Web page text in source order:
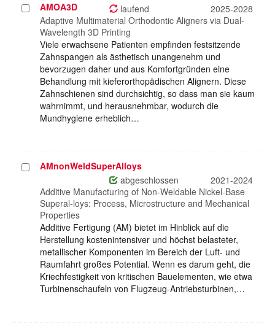
Projekt
auswählen
AMOA3D laufend
2025-2028
Adaptive Multimaterial Orthodontic Aligners via Dual-
Wavelength 3D Printing
Viele erwachsene Patienten empfinden festsitzende
Zahnspangen als ästhetisch unangenehm und
bevorzugen daher und aus Komfortgründen eine
Behandlung mit kieferorthopädischen Alignern. Diese
Zahnschienen sind durchsichtig, so dass man sie kaum
wahrnimmt, und herausnehmbar, wodurch die
Mundhygiene erheblich…
ProjektAMnonWeldSuperAlloys
abgeschlossen
2021-2024
Additive Manufacturing of Non-Weldable Nickel-Base
Superal-loys: Process, Microstructure and Mechanical
Properties
Additive Fertigung (AM) bietet im Hinblick auf die
Herstellung kostenintensiver und höchst belasteter,
metallischer Komponenten im Bereich der Luft- und
Raumfahrt großes Potential. Wenn es darum geht, die
Kriechfestigkeit von kritischen Bauelementen, wie etwa
Turbinenschaufeln von Flugzeug-Antriebsturbinen,…